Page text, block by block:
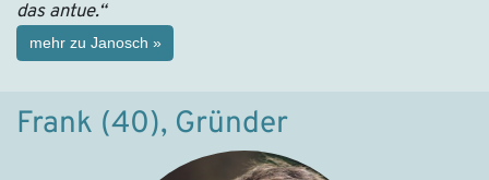
das antue.“
mehr zu Janosch »
Frank (40), Gründer